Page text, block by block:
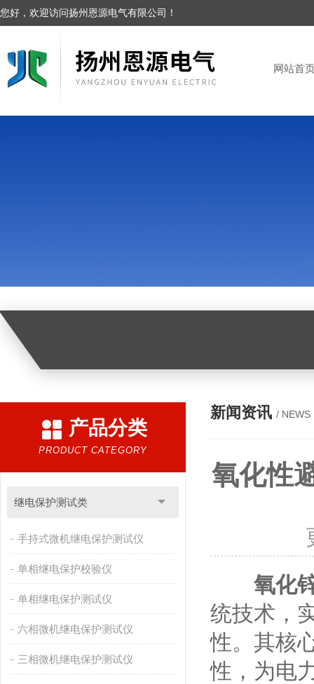
您好，欢迎访问扬州恩源电气有限公司！
网站首
产品分类
PRODUCT CATEGORY
继电保护测试类
手持式微机继电保护测试仪
单相继电保护校验仪
单相继电保护测试仪
六相微机继电保护测试仪
三相微机继电保护测试仪
新闻资讯 / NEWS
氧化性
氧化
统技术，
性。其核
性，为电